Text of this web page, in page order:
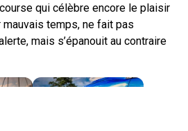
qui célèbre encore le plaisir
temps, ne fait pas
mais s’épanouit au contraire